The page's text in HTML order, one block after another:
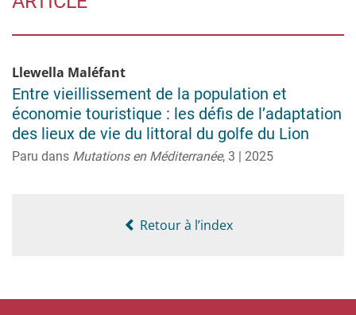
Llewella Maléfant
Entre vieillissement de la population et
économie touristique : les défis de l’adaptation
des lieux de vie du littoral du golfe du Lion
Paru dans Mutations en Méditerranée, 3 | 2025
Retour à l’index